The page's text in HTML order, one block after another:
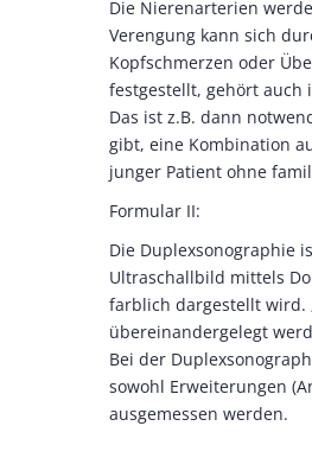
Die Nierenarterien
Verengung kann sich
Kopfschmerzen oder
festgestellt, gehört auch
Das ist z.B. dann
gibt, eine Kombination
junger Patient ohne
Formular II:
Die Duplexsonographie
Ultraschallbild mittels
farblich dargestellt wird.
übereinandergelegt
Bei der
sowohl Erweiterungen
ausgemessen werden.